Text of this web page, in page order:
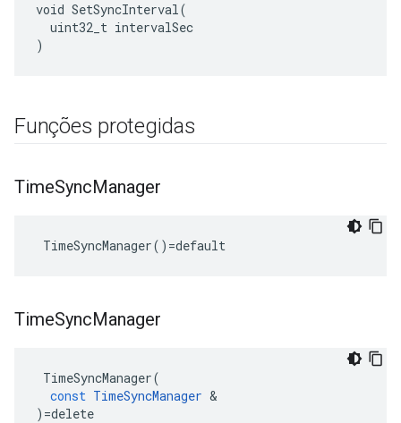
void SetSyncInterval(
  uint32_t intervalSec
)
Funções protegidas
TimeSyncManager
TimeSyncManager()=default
TimeSyncManager
TimeSyncManager(
const TimeSyncManager &
) =delete